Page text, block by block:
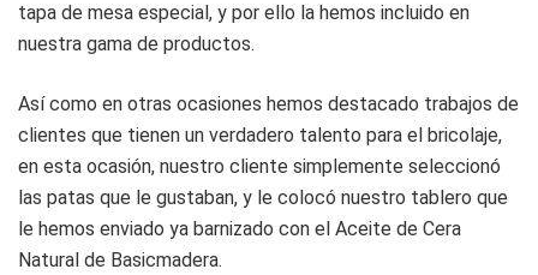
tapa de mesa especial, y por ello la hemos incluido en
nuestra gama de productos.
Así como en otras ocasiones hemos destacado trabajos de
clientes que tienen un verdadero talento para el bricolaje,
en esta ocasión, nuestro cliente simplemente seleccionó
las patas que le gustaban, y le colocó nuestro tablero que
le hemos enviado ya barnizado con el Aceite de Cera
Natural de Basicmadera.